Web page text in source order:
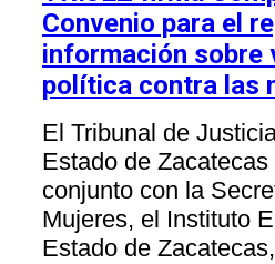
Convenio para el
información sobre
política contra las
El Tribunal de
Estado de
conjunto con la
Mujeres, el Instituto
Estado de